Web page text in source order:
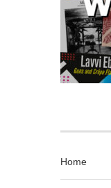
Home